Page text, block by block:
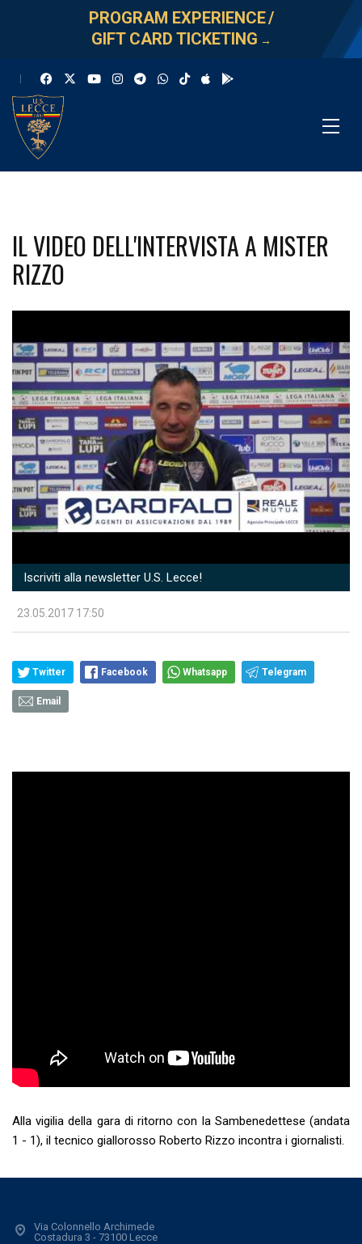
PROGRAM EXPERIENCE/
GIFT CARD TICKETING →
IL VIDEO DELL'INTERVISTA A MISTER
RIZZO
Iscriviti alla newsletter U.S. Lecce!
23.05.2017 17:50
Twitter Facebook Whatsapp Telegram
Email
Alla vigilia della gara di ritorno con la Sambenedettese (andata
1 - 1), il tecnico giallorosso Roberto Rizzo incontra i giornalisti.
Via Colonnello Archimede
Costadura 3 - 73100 Lecce